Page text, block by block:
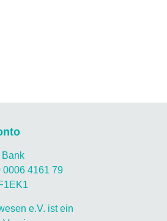
0006 4161 79
e.V. ist ein